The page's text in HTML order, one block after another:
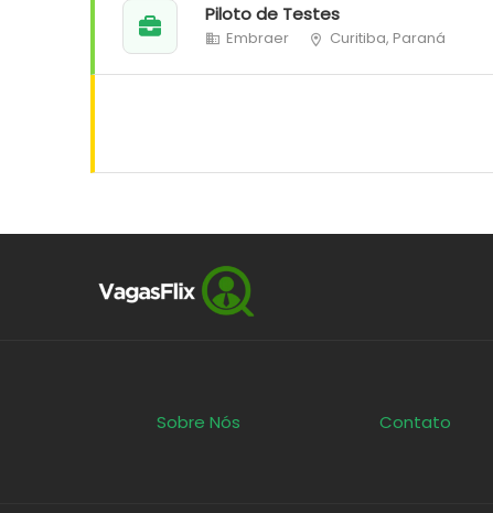
Piloto de Testes
Embraer Curitiba, Paraná
Sobre Nós Contato